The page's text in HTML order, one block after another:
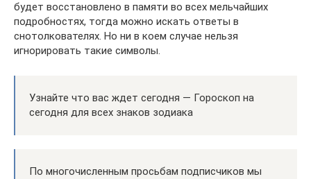
будет восстановлено в памяти во всех мельчайших
подробностях, тогда можно искать ответы в
снотолкователях. Но ни в коем случае нельзя
игнорировать такие символы.
Узнайте что вас ждет сегодня — Гороскоп на
сегодня для всех знаков зодиака
По многочисленным просьбам подписчиков мы